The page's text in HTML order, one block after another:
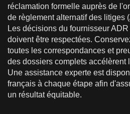
réclamation formelle auprès de
de règlement alternatif des litiges
Les décisions du fournisseur
doivent être respectées.
toutes les correspondances et
des dossiers complets accélèrent
Une assistance experte est
français à chaque étape afin
un résultat équitable.